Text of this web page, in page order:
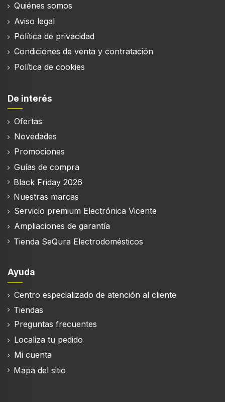
Quiénes somos
Aviso legal
Política de privacidad
Condiciones de venta y contratación
Política de cookies
De interés
Ofertas
Novedades
Promociones
Guías de compra
Black Friday 2026
Nuestras marcas
Servicio premium Electrónica Vicente
Ampliaciones de garantía
Tienda SeQura Electrodomésticos
Ayuda
Centro especializado de atención al cliente
Tiendas
Preguntas frecuentes
Localiza tu pedido
Mi cuenta
Mapa del sitio